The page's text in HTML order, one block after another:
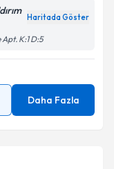
Haritada Göster
K:1 D:5
Daha Fazla